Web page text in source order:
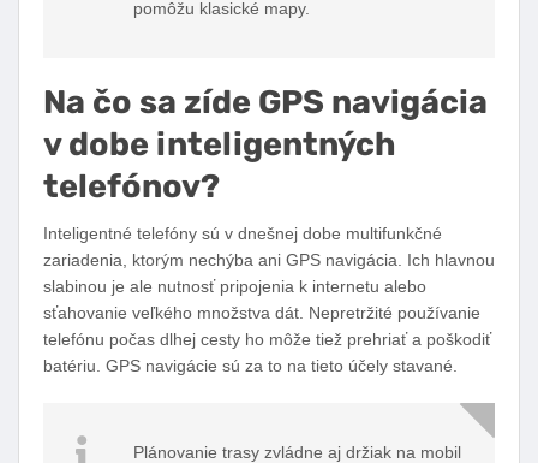
pomôžu klasické mapy.
Na čo sa zíde GPS navigácia
v dobe inteligentných
telefónov?
Inteligentné telefóny sú v dnešnej dobe multifunkčné
zariadenia, ktorým nechýba ani GPS navigácia. Ich hlavnou
slabinou je ale nutnosť pripojenia k internetu alebo
sťahovanie veľkého množstva dát. Nepretržité používanie
telefónu počas dlhej cesty ho môže tiež prehriať a poškodiť
batériu. GPS navigácie sú za to na tieto účely stavané.
Plánovanie trasy zvládne aj držiak na mobil